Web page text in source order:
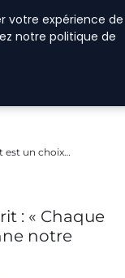
est un choix…
: « Chaque
notre
votre expérience de
notre politique de